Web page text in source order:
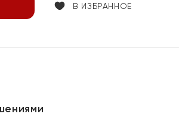
В ИЗБРАННОЕ